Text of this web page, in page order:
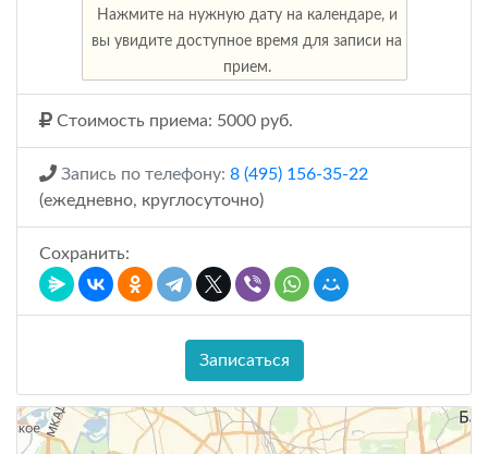
Нажмите на нужную дату на календаре, и
вы увидите доступное время для записи на
прием.
Стоимость приема: 5000 руб.
Запись по телефону: 8 (495) 156-35-22
(ежедневно, круглосуточно)
Сохранить:
Записаться